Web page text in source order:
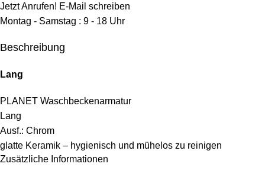
Jetzt Anrufen! E-Mail schreiben
Montag - Samstag : 9 - 18 Uhr
Beschreibung
Lang
PLANET Waschbeckenarmatur
Lang
Ausf.: Chrom
glatte Keramik – hygienisch und mühelos zu reinigen
Zusätzliche Informationen